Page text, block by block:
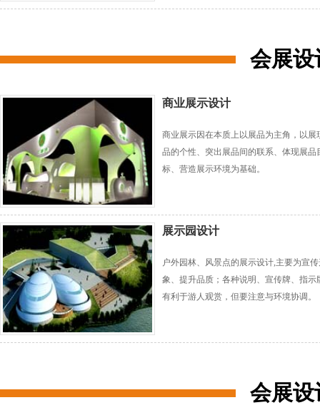
会展设
商业展示设计
商业展示因在本质上以展品为主角，以展
品的个性、突出展品间的联系、体现展品
标、营造展示环境为基础。
展示园设计
户外园林、风景点的展示设计,主要为宣
象、提升品质；各种说明、宣传牌、指示
有利于游人观赏，但要注意与环境协调。
会展设